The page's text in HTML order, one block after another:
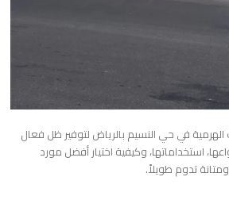
الهرمية في حي النسيم بالرياض لتوفير ظل فعال
استخداماتها، وكيفية اختيار أفضل مورد
تدوم طويلاً.